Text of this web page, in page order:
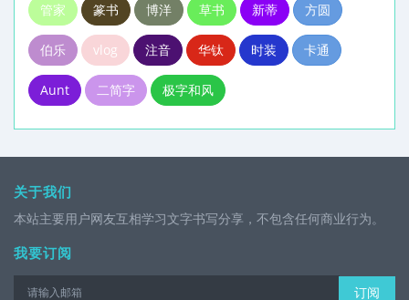
管家 篆书 博洋 草书 新蒂 方圆
伯乐 vlog 注音 华钛 时装 卡通
Aunt 二简字 极字和风
关于我们
本站主要用户网友互相学习文字书写分享，不包含任何商业行为。
我要订阅
订阅